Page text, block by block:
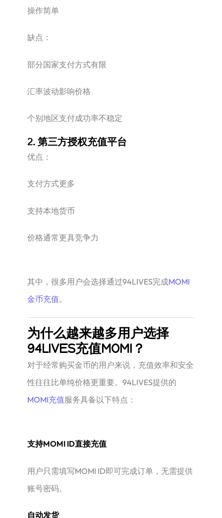
操作简单
缺点：
部分国家支付方式有限
汇率波动影响价格
个别地区支付成功率不稳定
2. 第三方授权充值平台
优点：
支付方式更多
支持本地货币
价格通常更具竞争力
其中，很多用户会选择通过94LIVES完成MOMI
金币充值。
为什么越来越多用户选择
94LIVES充值MOMI？
对于经常购买金币的用户来说，充值效率和安全
性往往比单纯价格更重要。94LIVES提供的
MOMI充值服务具备以下特点：
支持MOMI ID直接充值
用户只需填写MOMI ID即可完成订单，无需提供
账号密码。
自动发货